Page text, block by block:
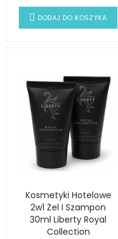
DODAJ DO KOSZYKA
Kosmetyki Hotelowe
2w1 Żel I Szampon
30ml Liberty Royal
Collection